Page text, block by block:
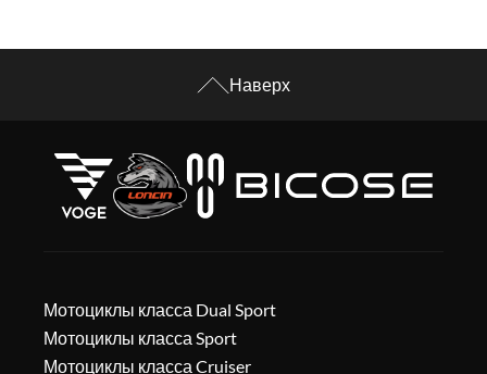
Наверх
Мотоциклы класса Dual Sport
Мотоциклы класса Sport
Мотоциклы класса Cruiser